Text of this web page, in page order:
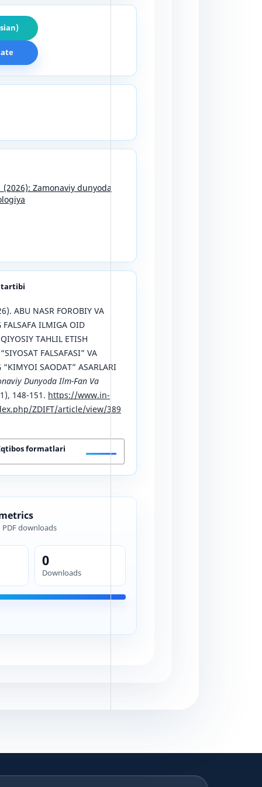
Zamonaviy dunyoda
ABU NASR FOROBIY VA
FALSAFA ILMIGA OID
TAHLIL ETISH
FALSAFASI” VA
“KIMYOI SAODAT” ASARLARI
Dunyoda Ilm-Fan Va
148-151. https://www.in-
ZDIFT/article/view/389
formatlari
PDF downloads
0
Downloads